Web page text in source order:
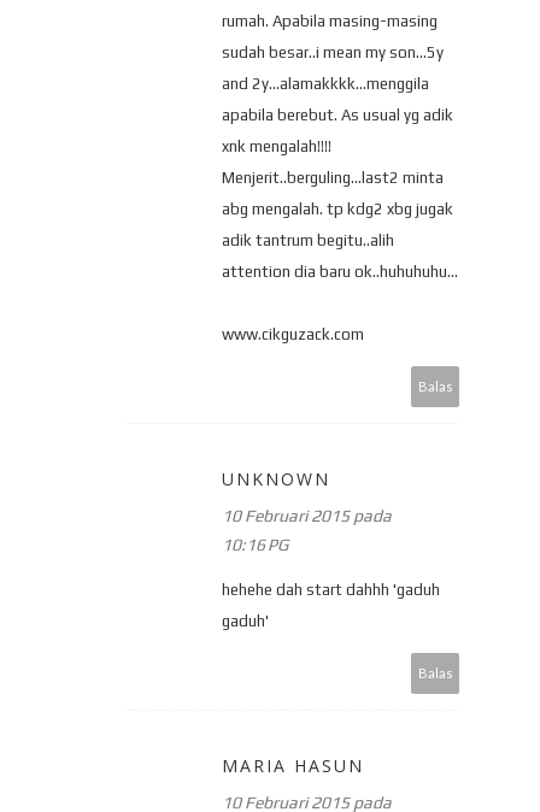
rumah. Apabila masing-masing
sudah besar..i mean my son...5y
and 2y...alamakkkk...menggila
apabila berebut. As usual yg adik
xnk mengalah!!!!
Menjerit..berguling...last2 minta
abg mengalah. tp kdg2 xbg jugak
adik tantrum begitu..alih
attention dia baru ok..huhuhuhu...
www.cikguzack.com
Balas
UNKNOWN
10 Februari 2015 pada
10:16 PG
hehehe dah start dahhh 'gaduh
gaduh'
Balas
MARIA HASUN
10 Februari 2015 pada